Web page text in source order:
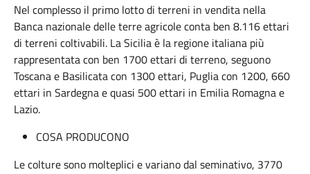
Nel complesso il primo lotto di terreni in vendita nella
Banca nazionale delle terre agricole conta ben 8.116 ettari
di terreni coltivabili. La Sicilia è la regione italiana più
rappresentata con ben 1700 ettari di terreno, seguono
Toscana e Basilicata con 1300 ettari, Puglia con 1200, 660
ettari in Sardegna e quasi 500 ettari in Emilia Romagna e
Lazio.
COSA PRODUCONO
Le colture sono molteplici e variano dal seminativo, 3770